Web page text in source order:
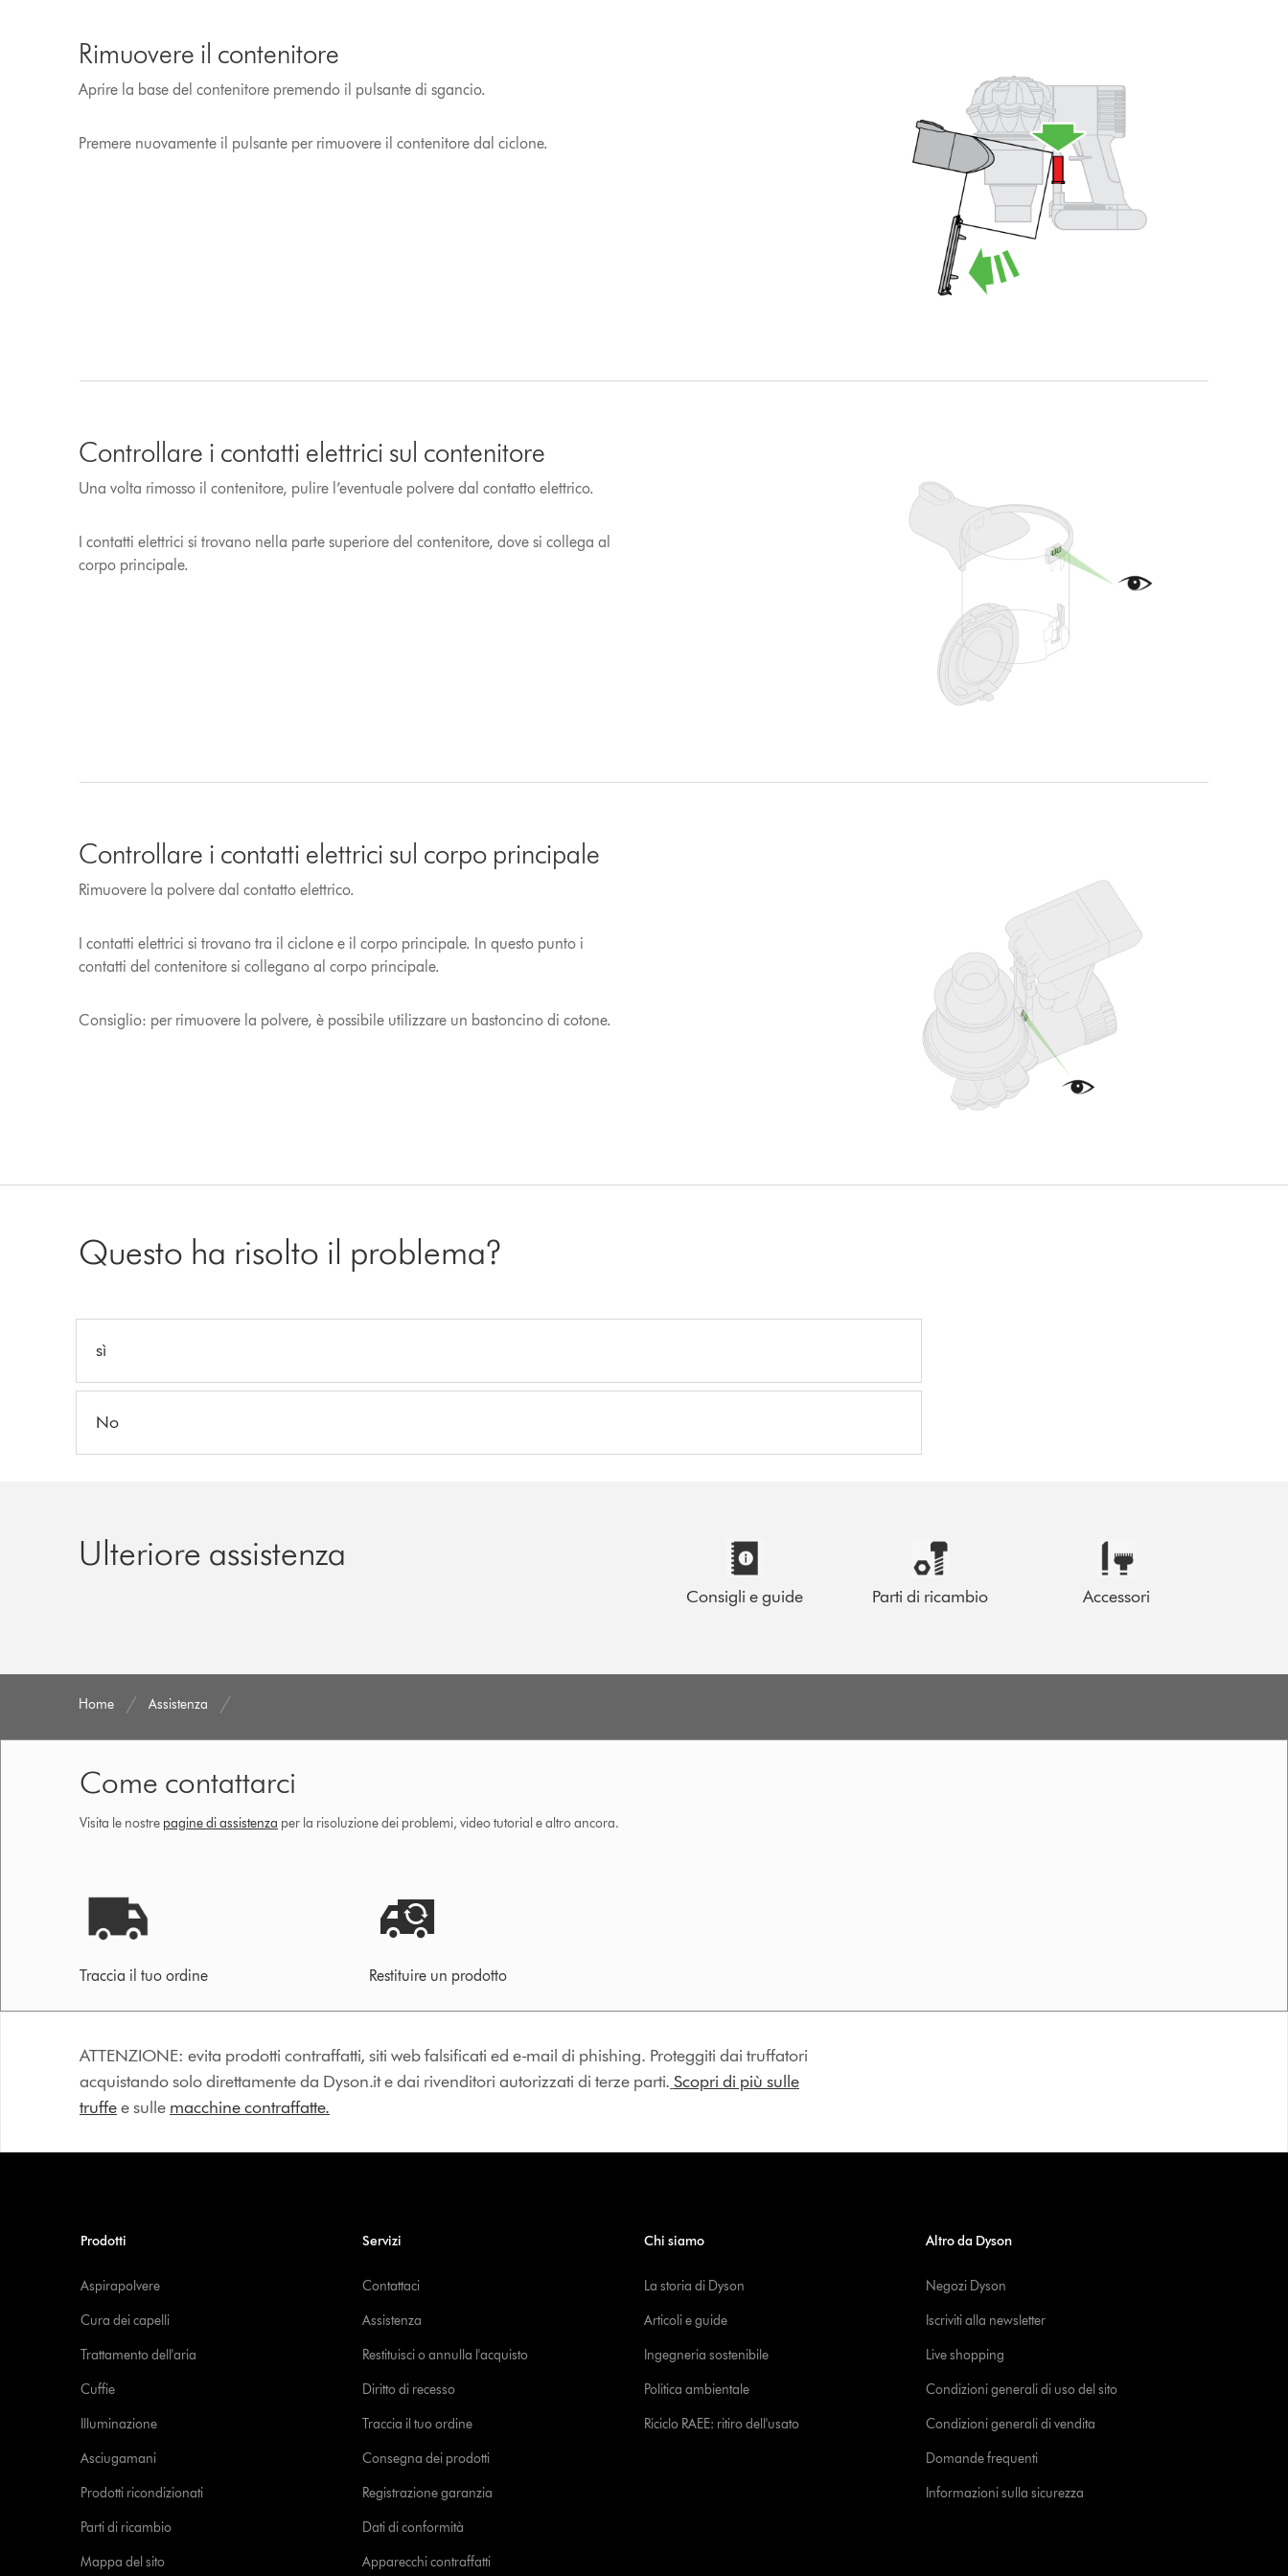
Rimuovere il contenitore
Aprire la base del contenitore premendo il pulsante di sgancio.
Premere nuovamente il pulsante per rimuovere il contenitore dal ciclone.
Controllare i contatti elettrici sul contenitore
Una volta rimosso il contenitore, pulire l’eventuale polvere dal contatto elettrico.
I contatti elettrici si trovano nella parte superiore del contenitore, dove si collega al
corpo principale.
Controllare i contatti elettrici sul corpo principale
Rimuovere la polvere dal contatto elettrico.
I contatti elettrici si trovano tra il ciclone e il corpo principale. In questo punto i
contatti del contenitore si collegano al corpo principale.
Consiglio: per rimuovere la polvere, è possibile utilizzare un bastoncino di cotone.
Questo ha risolto il problema?
sì
No
Ulteriore assistenza
Consigli e guide Parti di ricambio Accessori
Home Assistenza
Come contattarci
Visita le nostre pagine di assistenza per la risoluzione dei problemi, video tutorial e altro ancora.
Traccia il tuo ordine Restituire un prodotto
ATTENZIONE: evita prodotti contraffatti, siti web falsificati ed e-mail di phishing. Proteggiti dai truffatori
acquistando solo direttamente da Dyson.it e dai rivenditori autorizzati di terze parti. Scopri di più sulle
truffee sulle macchine contraffatte.
Prodotti
Aspirapolvere
Cura dei capelli
Trattamento dell'aria
Cuffie
Illuminazione
Asciugamani
Prodotti ricondizionati
Parti di ricambio
Mappa del sito
Servizi
Contattaci
Assistenza
Restituisci o annulla l'acquisto
Diritto di recesso
Traccia il tuo ordine
Consegna dei prodotti
Registrazione garanzia
Dati di conformità
Apparecchi contraffatti
Chi siamo
La storia di Dyson
Articoli e guide
Ingegneria sostenibile
Politica ambientale
Riciclo RAEE: ritiro dell'usato
Altro da Dyson
Negozi Dyson
Iscriviti alla newsletter
Live shopping
Condizioni generali di uso del sito
Condizioni generali di vendita
Domande frequenti
Informazioni sulla sicurezza